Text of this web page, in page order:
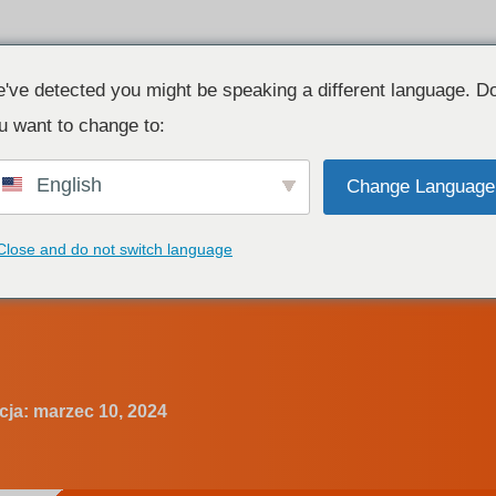
podłączone na stałe?
LED mogą być
marzec 10, 2024
detected you might be speaking a different language.
want to change to:
English Change Language
and do not switch language